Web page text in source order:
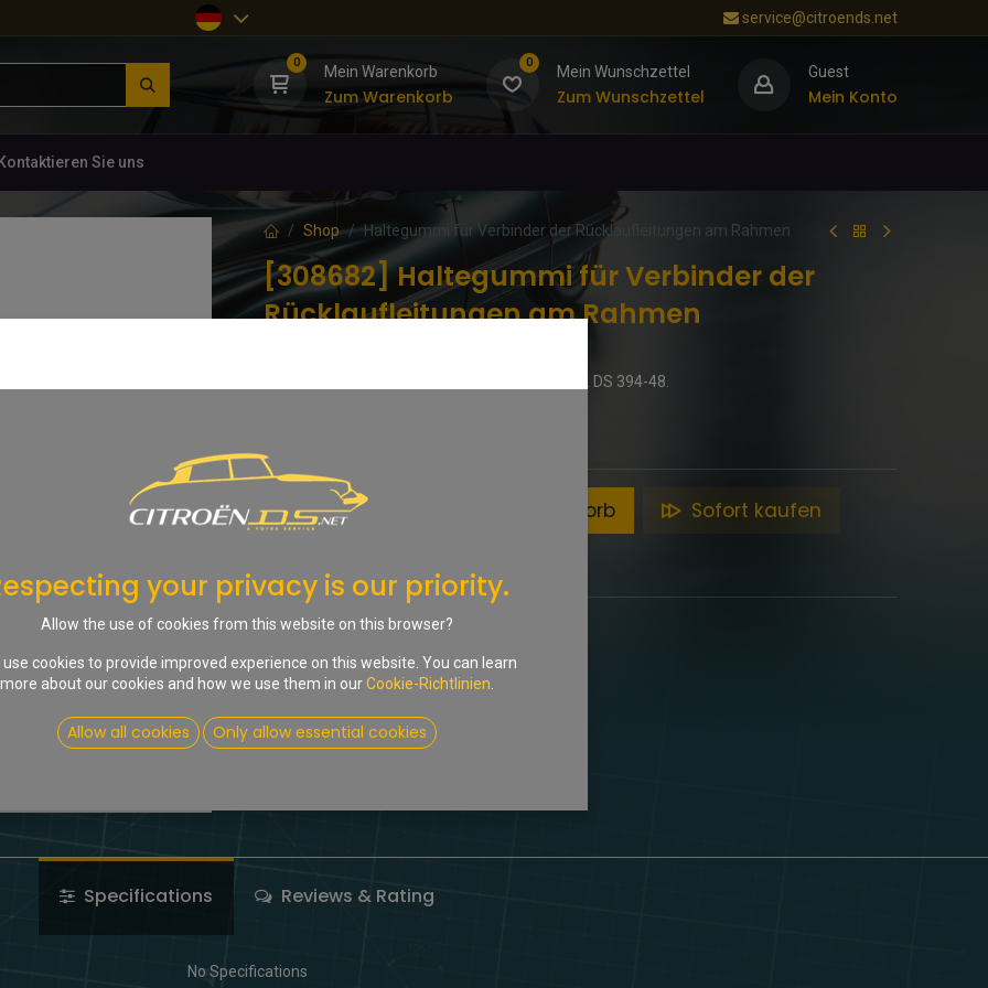
service@citroends.net
0
Mein Warenkorb
Zum Warenkorb
0
Mein Wunschzettel
Zum Wunschzettel
Guest
Mein Konto
Sie uns
Shop Haltegummi für Verbinder der Rücklaufleitungen am Rahmen
[308682] Haltegummi für Verbinder der
Rücklaufleitungen am Rahmen
Inkl. Befestigungsschraube, Muttern, Scheiben. DS 394-48.
In den Warenkorb Sofort kaufen
Share :
Terms and Conditions
Specifications Reviews & Rating
No Specifications
your privacy is our priority.
Allow the use of cookies from this website on this browser?
use cookies to provide improved experience on this website. You can learn
more about our cookies and how we use them in ourCookie-Richtlinien
Allow all cookies Only allow essential cookies